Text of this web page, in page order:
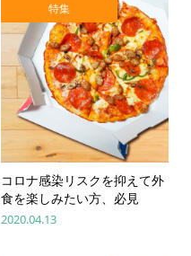
特集
コロナ感染リスクを抑えて外
食を楽しみたい方、必見
2020.04.13